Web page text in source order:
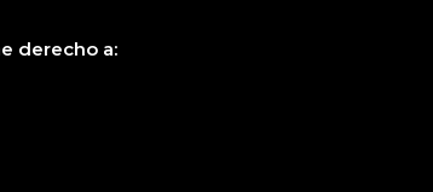
derecho a: